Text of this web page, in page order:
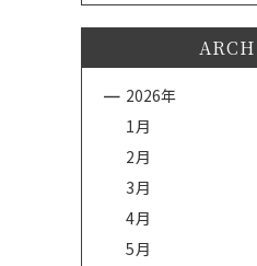
2026年
1月
2月
3月
4月
5月